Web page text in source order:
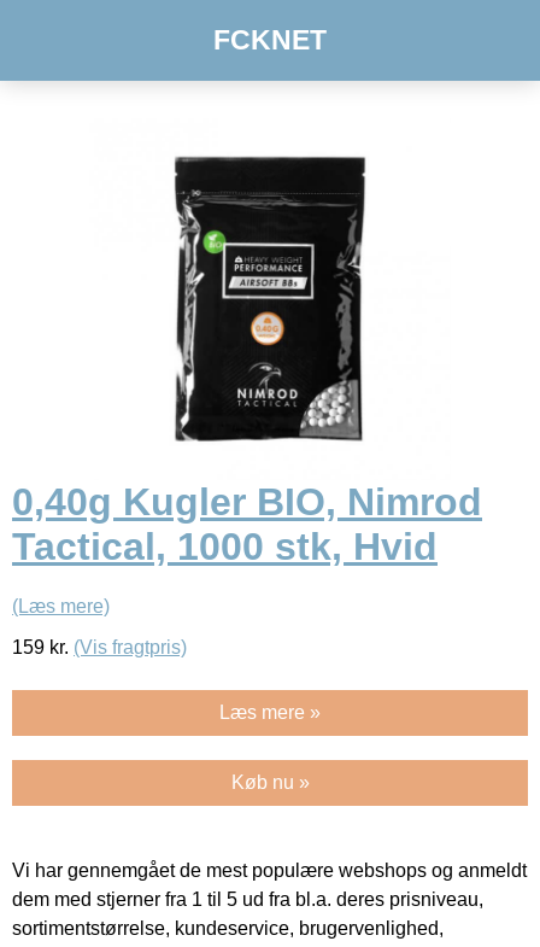
FCKNET
0,40g Kugler BIO, Nimrod
Tactical, 1000 stk, Hvid
(Læs mere)
159 kr. (Vis fragtpris)
Læs mere »
Køb nu »
Vi har gennemgået de mest populære webshops og anmeldt
dem med stjerner fra 1 til 5 ud fra bl.a. deres prisniveau,
sortimentstørrelse, kundeservice, brugervenlighed,